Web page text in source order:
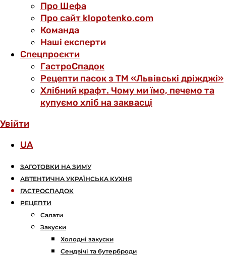
Про Шефа
Про сайт klopotenko.com
Команда
Наші експерти
Спецпроєкти
ГастроСпадок
Рецепти пасок з ТМ «Львівські дріжджі»
Хлібний крафт. Чому ми їмо, печемо та
купуємо хліб на заквасці
Увійти
UA
ЗАГОТОВКИ НА ЗИМУ
АВТЕНТИЧНА УКРАЇНСЬКА КУХНЯ
ГАСТРОСПАДОК
РЕЦЕПТИ
Салати
Закуски
Холодні закуски
Сендвічі та бутерброди